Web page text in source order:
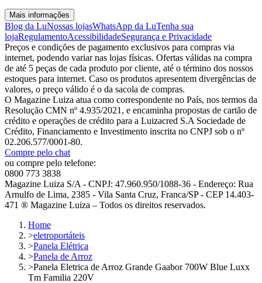
Mais informações
Blog da LuNossas lojasWhatsApp da LuTenha sua
lojaRegulamentoAcessibilidadeSegurança e Privacidade
Preços e condições de pagamento exclusivos para compras via
internet, podendo variar nas lojas físicas. Ofertas válidas na compra
de até 5 peças de cada produto por cliente, até o término dos nossos
estoques para internet. Caso os produtos apresentem divergências de
valores, o preço válido é o da sacola de compras.
O Magazine Luiza atua como correspondente no País, nos termos da
Resolução CMN nº 4.935/2021, e encaminha propostas de cartão de
crédito e operações de crédito para a Luizacred S.A Sociedade de
Crédito, Financiamento e Investimento inscrita no CNPJ sob o nº
02.206.577/0001-80.
Compre pelo chat
ou compre pelo telefone:
0800 773 3838
Magazine Luiza S/A - CNPJ: 47.960.950/1088-36 - Endereço: Rua
Arnulfo de Lima, 2385 - Vila Santa Cruz, Franca/SP - CEP 14.403-
471 ® Magazine Luiza – Todos os direitos reservados.
Home
>eletroportáteis
>Panela Elétrica
>Panela de Arroz
>Panela Eletrica de Arroz Grande Gaabor 700W Blue Luxx
Tm Familia 220V